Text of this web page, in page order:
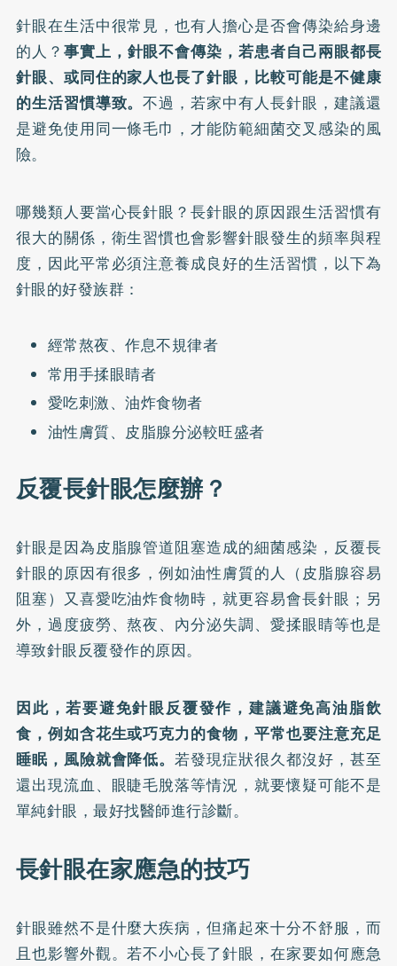
針眼在生活中很常見，也有人擔心是否會傳染給身邊
的人？事實上，針眼不會傳染，若患者自己兩眼都長
針眼、或同住的家人也長了針眼，比較可能是不健康
的生活習慣導致。不過，若家中有人長針眼，建議還
是避免使用同一條毛巾，才能防範細菌交叉感染的風
險。
哪幾類人要當心長針眼？長針眼的原因跟生活習慣有
很大的關係，衛生習慣也會影響針眼發生的頻率與程
度，因此平常必須注意養成良好的生活習慣，以下為
針眼的好發族群：
經常熬夜、作息不規律者
常用手揉眼睛者
愛吃刺激、油炸食物者
油性膚質、皮脂腺分泌較旺盛者
反覆長針眼怎麼辦？
針眼是因為皮脂腺管道阻塞造成的細菌感染，反覆長
針眼的原因有很多，例如油性膚質的人（皮脂腺容易
阻塞）又喜愛吃油炸食物時，就更容易會長針眼；另
外，過度疲勞、熬夜、內分泌失調、愛揉眼睛等也是
導致針眼反覆發作的原因。
因此，若要避免針眼反覆發作，建議避免高油脂飲
食，例如含花生或巧克力的食物，平常也要注意充足
睡眠，風險就會降低。若發現症狀很久都沒好，甚至
還出現流血、眼睫毛脫落等情況，就要懷疑可能不是
單純針眼，最好找醫師進行診斷。
長針眼在家應急的技巧
針眼雖然不是什麼大疾病，但痛起來十分不舒服，而
且也影響外觀。若不小心長了針眼，在家要如何應急